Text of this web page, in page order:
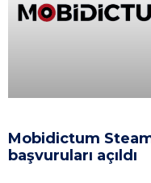
Mobidictum
başvuruları açıldı